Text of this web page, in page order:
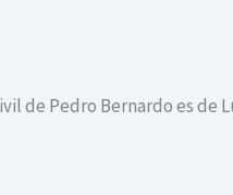
Pedro Bernardo es de